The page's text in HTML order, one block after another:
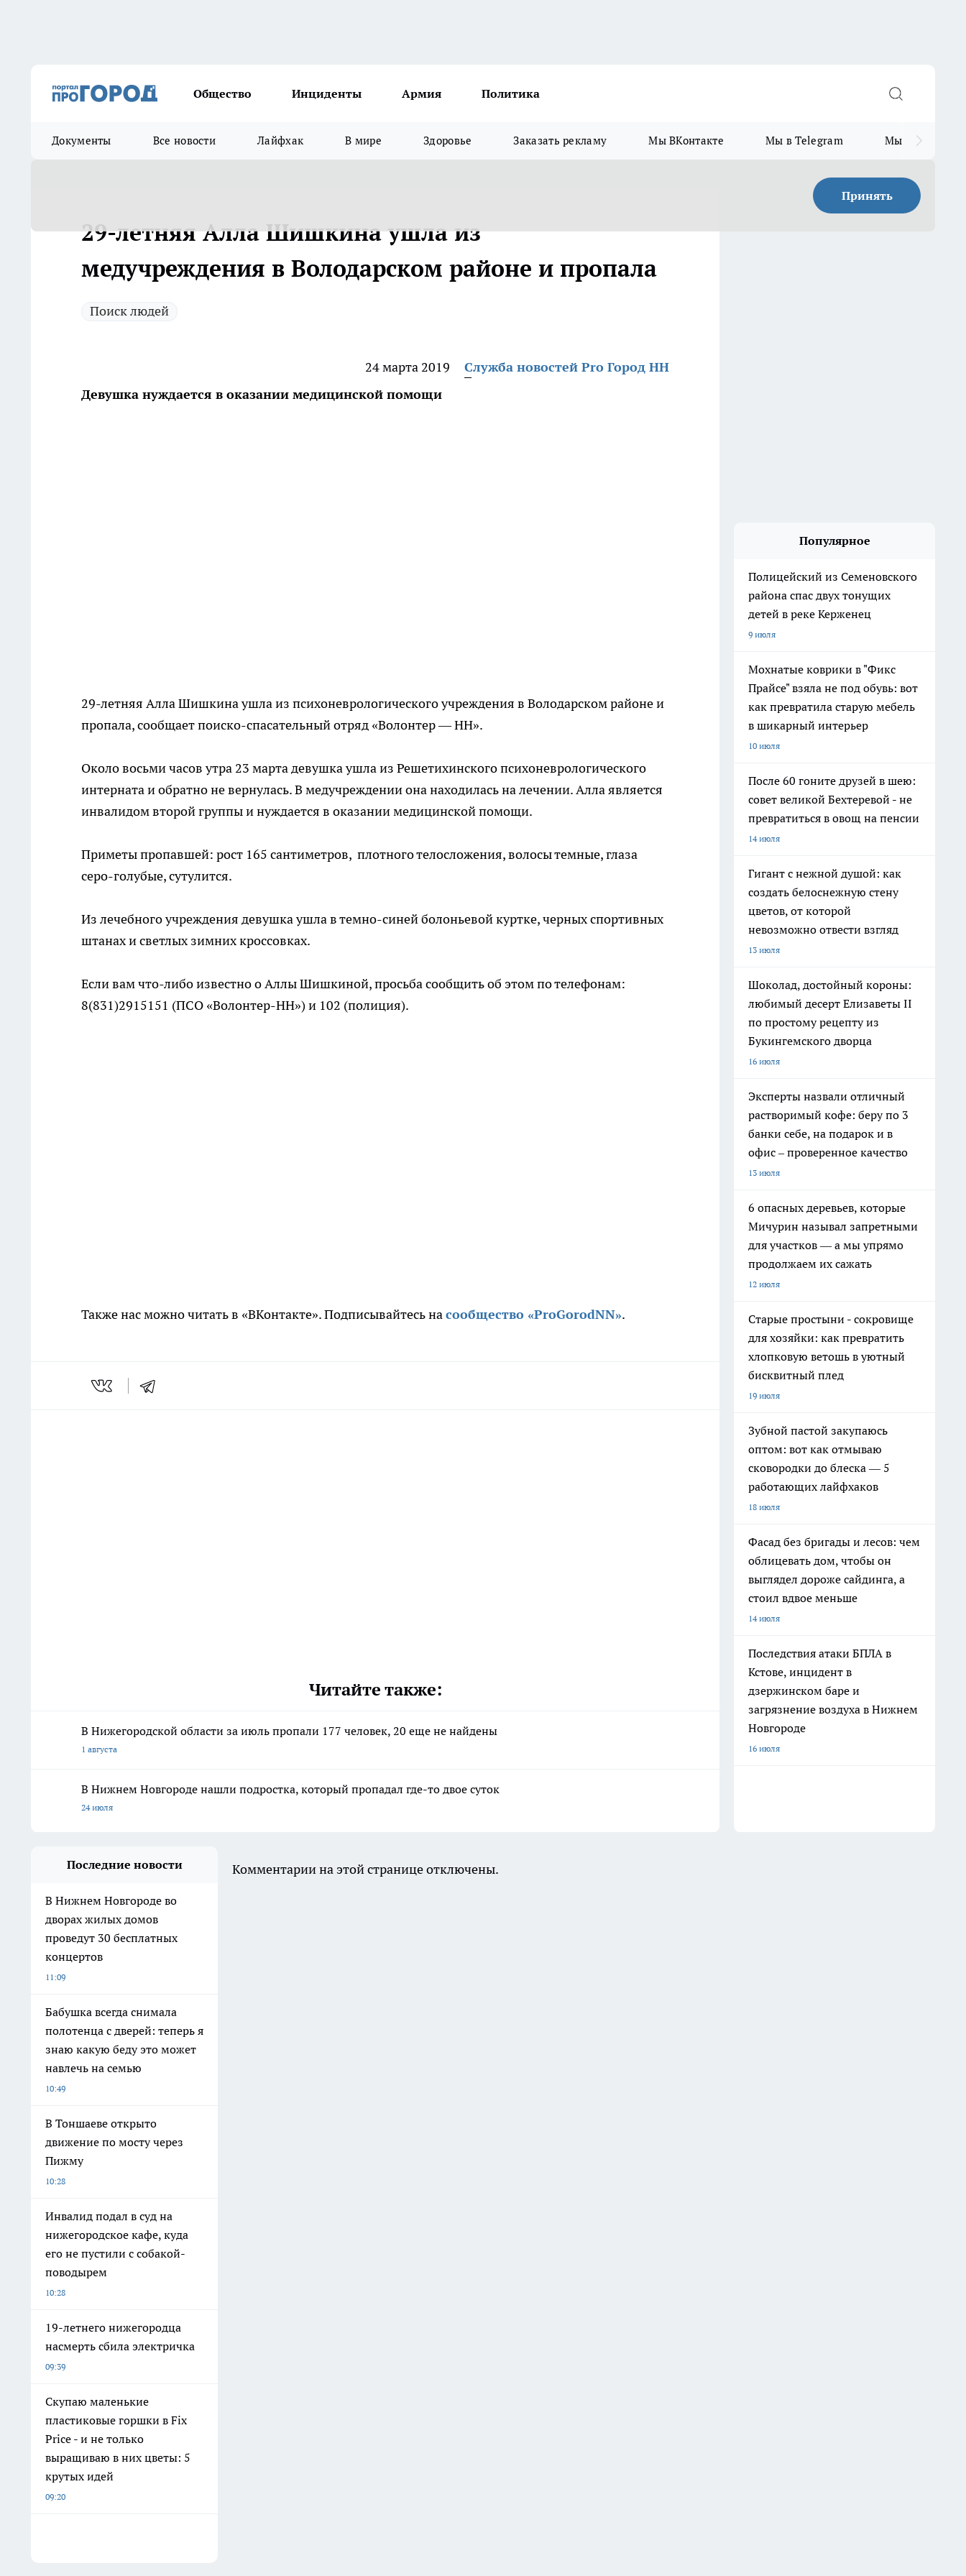
Общество Инциденты Армия Политика
Документы Все новости Лайфхак В мире Здоровье Заказать рекламу Мы ВКонтакте Мы в Telegram Мы в MAX
Принять
29-летняя Алла Шишкина ушла из
медучреждения в Володарском районе и пропала
Поиск людей
24 марта 2019
Служба новостей Pro Город НН
Девушка нуждается в оказании медицинской помощи
29-летняя Алла Шишкина ушла из психоневрологического учреждения в Володарском районе и
пропала, сообщает поиско-спасательный отряд «Волонтер — НН».
Около восьми часов утра 23 марта девушка ушла из Решетихинского психоневрологического
интерната и обратно не вернулась. В медучреждении она находилась на лечении. Алла является
инвалидом второй группы и нуждается в оказании медицинской помощи.
Приметы пропавшей: рост 165 сантиметров, плотного телосложения, волосы темные, глаза
серо-голубые, сутулится.
Из лечебного учреждения девушка ушла в темно-синей болоньевой куртке, черных спортивных
штанах и светлых зимних кроссовках.
Если вам что-либо известно о Аллы Шишкиной, просьба сообщить об этом по телефонам:
8(831)2915151 (ПСО «Волонтер-НН») и 102 (полиция).
Также нас можно читать в «ВКонтакте». Подписывайтесь насообщество «ProGorodNN».
Читайте также:
В Нижегородской области за июль пропали 177 человек, 20 еще не найдены
1 августа
В Нижнем Новгороде нашли подростка, который пропадал где-то двое суток
24 июля
Популярное
Полицейский из Семеновского
района спас двух тонущих
детей в реке Керженец
9 июля
Мохнатые коврики в "Фикс
Прайсе" взяла не под обувь: вот
как превратила старую мебель
в шикарный интерьер
10 июля
После 60 гоните друзей в шею:
совет великой Бехтеревой - не
превратиться в овощ на пенсии
14 июля
Гигант с нежной душой: как
создать белоснежную стену
цветов, от которой
невозможно отвести взгляд
13 июля
Шоколад, достойный короны:
любимый десерт Елизаветы II
по простому рецепту из
Букингемского дворца
16 июля
Эксперты назвали отличный
растворимый кофе: беру по 3
банки себе, на подарок и в
офис – проверенное качество
13 июля
6 опасных деревьев, которые
Мичурин называл запретными
для участков — а мы упрямо
продолжаем их сажать
12 июля
Старые простыни - сокровище
для хозяйки: как превратить
хлопковую ветошь в уютный
бисквитный плед
19 июля
Зубной пастой закупаюсь
оптом: вот как отмываю
сковородки до блеска — 5
работающих лайфхаков
18 июля
Фасад без бригады и лесов: чем
облицевать дом, чтобы он
выглядел дороже сайдинга, а
стоил вдвое меньше
14 июля
Последствия атаки БПЛА в
Кстове, инцидент в
дзержинском баре и
загрязнение воздуха в Нижнем
Новгороде
16 июля
Последние новости
В Нижнем Новгороде во
дворах жилых домов
проведут 30 бесплатных
концертов
11:09
Бабушка всегда снимала
полотенца с дверей: теперь я
знаю какую беду это может
навлечь на семью
10:49
В Тоншаеве открыто
движение по мосту через
Пижму
10:28
Инвалид подал в суд на
нижегородское кафе, куда
его не пустили с собакой-
поводырем
10:28
19-летнего нижегородца
насмерть сбила электричка
09:39
Скупаю маленькие
пластиковые горшки в Fix
Price - и не только
выращиваю в них цветы: 5
крутых идей
09:20
Комментарии на этой странице отключены.